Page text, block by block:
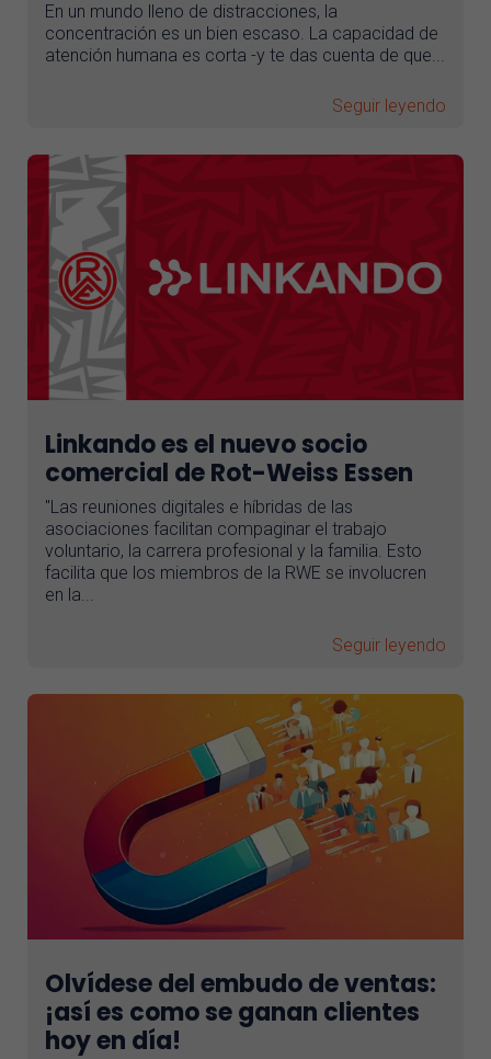
En un mundo lleno de distracciones, la
concentración es un bien escaso. La capacidad de
atención humana es corta -y te das cuenta de que...
Seguir leyendo
Linkando es el nuevo socio
comercial de Rot-Weiss Essen
"Las reuniones digitales e híbridas de las
asociaciones facilitan compaginar el trabajo
voluntario, la carrera profesional y la familia. Esto
facilita que los miembros de la RWE se involucren
en la...
Seguir leyendo
Olvídese del embudo de ventas:
¡así es como se ganan clientes
hoy en día!